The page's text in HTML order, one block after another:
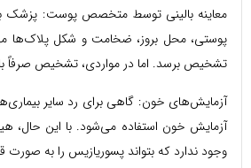
معاینه بالینی توسط متخصص پوست: پزشک
پوستی، محل بروز، ضخامت و شکل پلاک‌ها
تشخیص برسد. اما در مواردی، تشخیص صرفاً
آزمایش‌های خون: گاهی برای رد سایر
آزمایش خون استفاده می‌شود. با این
وجود ندارد که بتواند پسوریازیس را به صورت